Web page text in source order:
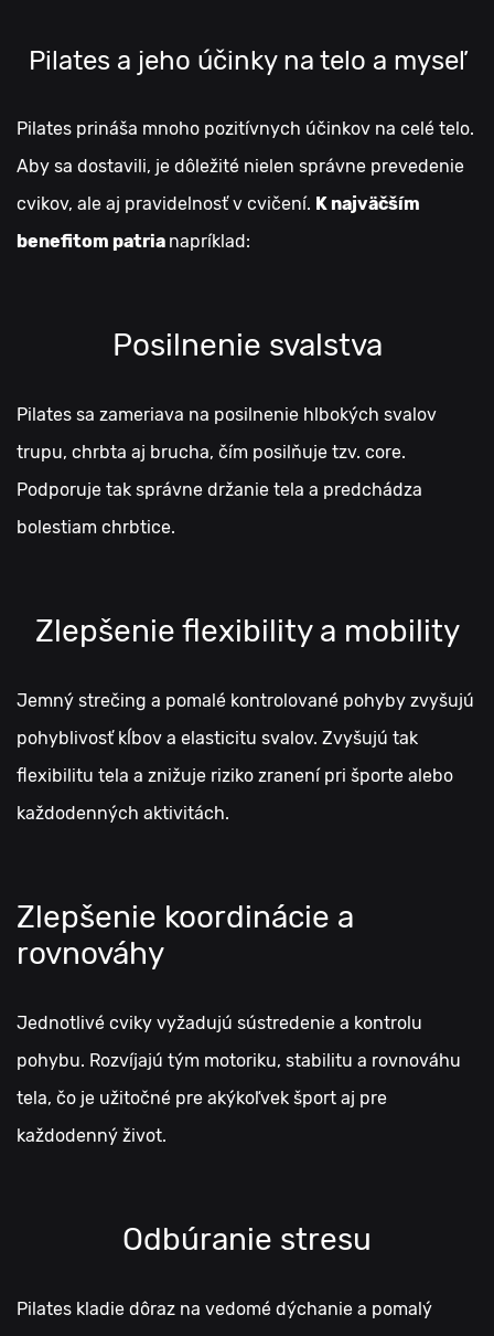
Pilates a jeho účinky na telo a myseľ
Pilates prináša mnoho pozitívnych účinkov na celé telo.
Aby sa dostavili, je dôležité nielen správne prevedenie
cvikov, ale aj pravidelnosť v cvičení. K najväčším
benefitom patria napríklad:
Posilnenie svalstva
Pilates sa zameriava na posilnenie hlbokých svalov
trupu, chrbta aj brucha, čím posilňuje tzv. core.
Podporuje tak správne držanie tela a predchádza
bolestiam chrbtice.
Zlepšenie flexibility a mobility
Jemný strečing a pomalé kontrolované pohyby zvyšujú
pohyblivosť kĺbov a elasticitu svalov. Zvyšujú tak
flexibilitu tela a znižuje riziko zranení pri športe alebo
každodenných aktivitách.
Zlepšenie koordinácie a
rovnováhy
Jednotlivé cviky vyžadujú sústredenie a kontrolu
pohybu. Rozvíjajú tým motoriku, stabilitu a rovnováhu
tela, čo je užitočné pre akýkoľvek šport aj pre
každodenný život.
Odbúranie stresu
Pilates kladie dôraz na vedomé dýchanie a pomalý